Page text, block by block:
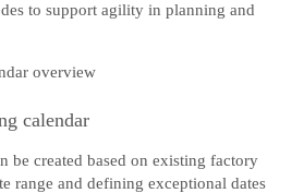
to support agility in planning and
calendar
be created based on existing factory
range and defining exceptional dates